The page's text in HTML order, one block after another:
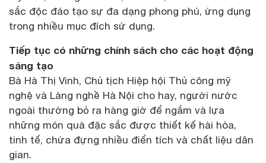
sắc độc đáo tạo sự đa dạng phong phú, ứng dụng
trong nhiều mục đích sử dụng.
Tiếp tục có những chính sách cho các hoạt động
sáng tạo
Bà Hà Thị Vinh, Chủ tịch Hiệp hội Thủ công mỹ
nghệ và Làng nghề Hà Nội cho hay, người nước
ngoài thường bỏ ra hàng giờ để ngắm và lựa
những món quà đặc sắc được thiết kế hài hòa,
tinh tế, chứa đựng nhiều điển tích và chất liệu dân
gian.